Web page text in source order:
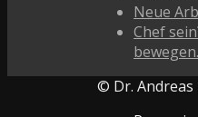
Neue
Chef
bewegen.
© Dr. Andreas